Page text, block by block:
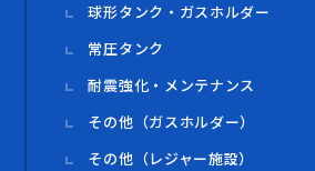
球形タンク・ガスホルダー
常圧タンク
耐震強化・メンテナンス
その他（ガスホルダー）
その他（レジャー施設）